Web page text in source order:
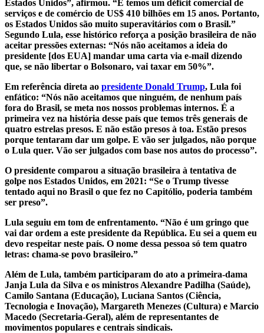
Estados Unidos”, afirmou. “E temos um déficit comercial de
serviços e de comércio de US$ 410 bilhões em 15 anos. Portanto,
os Estados Unidos são muito superavitários com o Brasil.”
Segundo Lula, esse histórico reforça a posição brasileira de não
aceitar pressões externas: “Nós não aceitamos a ideia do
presidente [dos EUA] mandar uma carta via e-mail dizendo
que, se não libertar o Bolsonaro, vai taxar em 50%”.
Em referência direta ao presidente Donald Trump, Lula foi
enfático: “Nós não aceitamos que ninguém, de nenhum país
fora do Brasil, se meta nos nossos problemas internos. É a
primeira vez na história desse país que temos três generais de
quatro estrelas presos. E não estão presos à toa. Estão presos
porque tentaram dar um golpe. E vão ser julgados, não porque
o Lula quer. Vão ser julgados com base nos autos do processo”.
O presidente comparou a situação brasileira à tentativa de
golpe nos Estados Unidos, em 2021: “Se o Trump tivesse
tentado aqui no Brasil o que fez no Capitólio, poderia também
ser preso”.
Lula seguiu em tom de enfrentamento. “Não é um gringo que
vai dar ordem a este presidente da República. Eu sei a quem eu
devo respeitar neste país. O nome dessa pessoa só tem quatro
letras: chama-se povo brasileiro.”
Além de Lula, também participaram do ato a primeira-dama
Janja Lula da Silva e os ministros Alexandre Padilha (Saúde),
Camilo Santana (Educação), Luciana Santos (Ciência,
Tecnologia e Inovação), Margareth Menezes (Cultura) e Marcio
Macedo (Secretaria-Geral), além de representantes de
movimentos populares e centrais sindicais.